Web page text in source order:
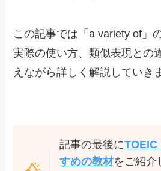
この記事では「a variety of」
実際の使い方、類似表現との
えながら詳しく解説していき
記事の最後にTOEIC
すめの教材をご紹介